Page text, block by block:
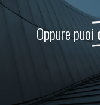
Oppure puoi